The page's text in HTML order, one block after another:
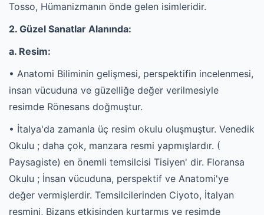
Tosso, Hümanizmanın önde gelen isimleridir.
2. Güzel Sanatlar Alanında:
a. Resim:
• Anatomi Biliminin gelişmesi, perspektifin incelenmesi,
insan vücuduna ve güzelliğe değer verilmesiyle
resimde Rönesans doğmuştur.
• İtalya'da zamanla üç resim okulu oluşmuştur. Venedik
Okulu ; daha çok, manzara resmi yapmışlardır. (
Paysagiste) en önemli temsilcisi Tisiyen' dir. Floransa
Okulu ; İnsan vücuduna, perspektif ve Anatomi'ye
değer vermişlerdir. Temsilcilerinden Ciyoto, İtalyan
resmini, Bizans etkisinden kurtarmış ve resimde